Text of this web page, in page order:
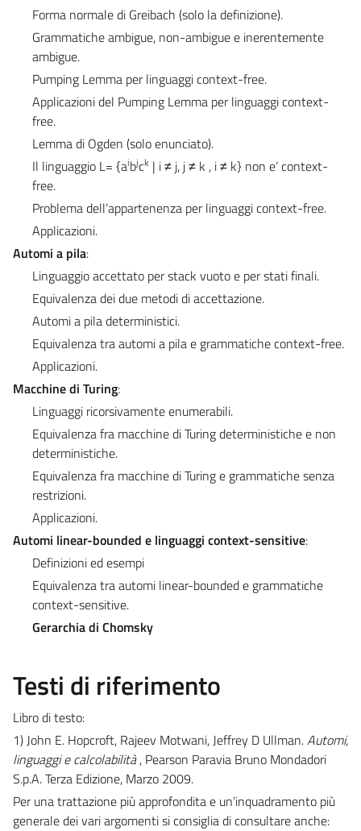
Forma normale di Greibach (solo la definizione).
Grammatiche ambigue, non-ambigue e inerentemente
ambigue.
Pumping Lemma per linguaggi context-free.
Applicazioni del Pumping Lemma per linguaggi context-
free.
Lemma di Ogden (solo enunciato).
Il linguaggio L= {aibjck | i ≠ j, j ≠ k , i ≠ k} non e’ context-
free.
Problema dell’appartenenza per linguaggi context-free.
Applicazioni.
Automi a pila:
Linguaggio accettato per stack vuoto e per stati finali.
Equivalenza dei due metodi di accettazione.
Automi a pila deterministici.
Equivalenza tra automi a pila e grammatiche context-free.
Applicazioni.
Macchine di Turing:
Linguaggi ricorsivamente enumerabili.
Equivalenza fra macchine di Turing deterministiche e non
deterministiche.
Equivalenza fra macchine di Turing e grammatiche senza
restrizioni.
Applicazioni.
Automi linear-bounded e linguaggi context-sensitive:
Definizioni ed esempi
Equivalenza tra automi linear-bounded e grammatiche
context-sensitive.
Gerarchia di Chomsky
Testi di riferimento
Libro di testo:
1) John E. Hopcroft, Rajeev Motwani, Jeffrey D Ullman.Automi,
linguaggi e calcolabilità, Pearson Paravia Bruno Mondadori
S.p.A. Terza Edizione, Marzo 2009.
Per una trattazione più approfondita e un’inquadramento più
generale dei vari argomenti si consiglia di consultare anche: